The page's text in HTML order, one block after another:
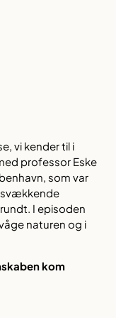
vi kender til i
professor Eske
som var
I episoden
naturen og i
kom